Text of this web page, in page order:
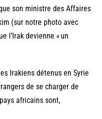
son ministre des Affaires
(sur notre photo avec
l’Irak devienne « un
Irakiens détenus en Syrie
de se charger de
africains sont,